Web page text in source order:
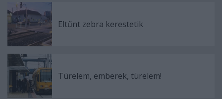
Eltűnt zebra kerestetik
Türelem, emberek, türelem!